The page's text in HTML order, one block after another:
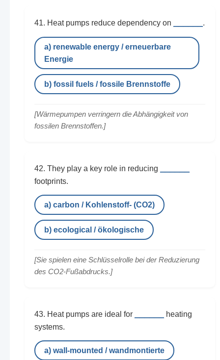
41. Heat pumps reduce dependency on .
a) renewable energy / erneuerbare
Energie
b) fossil fuels / fossile Brennstoffe
[Wärmepumpen verringern die Abhängigkeit von
fossilen Brennstoffen.]
42. They play a key role in reducing
footprints.
a) carbon / Kohlenstoff- (CO2)
b) ecological / ökologische
[Sie spielen eine Schlüsselrolle bei der Reduzierung
des CO2-Fußabdrucks.]
43. Heat pumps are ideal for
heating
systems.
a) wall-mounted / wandmontierte